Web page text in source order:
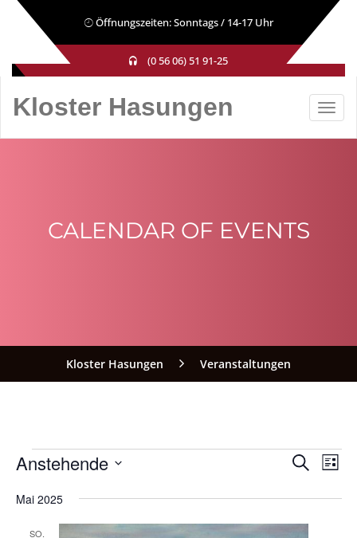
Öffnungszeiten: Sonntags / 14-17 Uhr
(0 56 06) 51 91-25
Kloster Hasungen
CALENDAR OF EVENTS
Kloster Hasungen Veranstaltungen
SUCHELISTE
Anstehende
wählen.
Mai 2025
SO.